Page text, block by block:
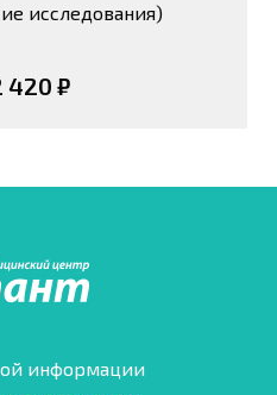
исследования)
420 ₽
информации